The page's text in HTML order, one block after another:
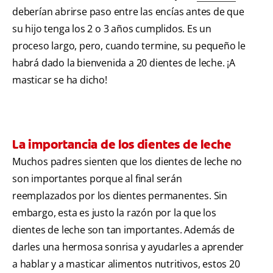
deberían abrirse paso entre las encías antes de que
su hijo tenga los 2 o 3 años cumplidos. Es un
proceso largo, pero, cuando termine, su pequeño le
habrá dado la bienvenida a 20 dientes de leche. ¡A
masticar se ha dicho!
La importancia de los dientes de leche
Muchos padres sienten que los dientes de leche no
son importantes porque al final serán
reemplazados por los dientes permanentes. Sin
embargo, esta es justo la razón por la que los
dientes de leche son tan importantes. Además de
darles una hermosa sonrisa y ayudarles a aprender
a hablar y a masticar alimentos nutritivos, estos 20